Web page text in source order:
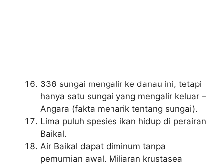
336 sungai mengalir ke danau ini, tetapi
hanya satu sungai yang mengalir keluar –
Angara (fakta menarik tentang sungai).
Lima puluh spesies ikan hidup di perairan
Baikal.
Air Baikal dapat diminum tanpa
pemurnian awal. Miliaran krustasea